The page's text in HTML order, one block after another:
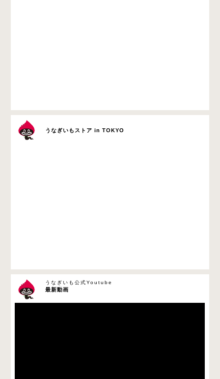
うなぎいもストア in TOKYO
最新動画
うなぎいも公式Youtube